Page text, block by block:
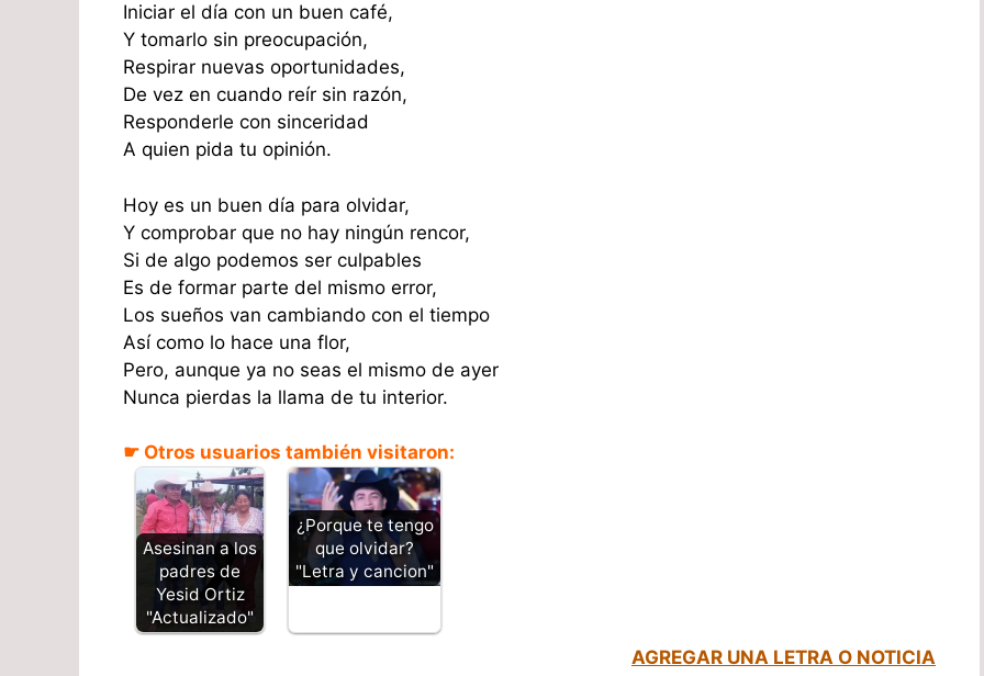
Iniciar el día con un buen café,
Y tomarlo sin preocupación,
Respirar nuevas oportunidades,
De vez en cuando reír sin razón,
Responderle con sinceridad
A quien pida tu opinión.
Hoy es un buen día para olvidar,
Y comprobar que no hay ningún rencor,
Si de algo podemos ser culpables
Es de formar parte del mismo error,
Los sueños van cambiando con el tiempo
Así como lo hace una flor,
Pero, aunque ya no seas el mismo de ayer
Nunca pierdas la llama de tu interior.
☛ Otros usuarios también visitaron:
Asesinan a los
padres de
Yesid Ortiz
"Actualizado"
¿Porque te tengo
que olvidar?
"Letra y cancion"
AGREGAR UNA LETRA O NOTICIA